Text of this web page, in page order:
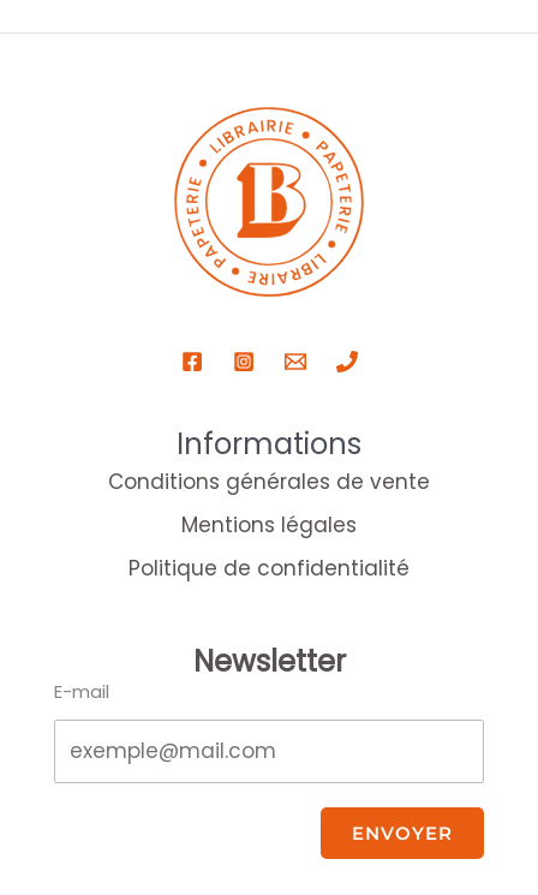
Informations
Conditions générales de vente
Mentions légales
Politique de confidentialité
Newsletter
E-mail
ENVOYER